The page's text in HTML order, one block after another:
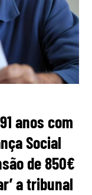
anos com
Social
de 850€
a tribunal